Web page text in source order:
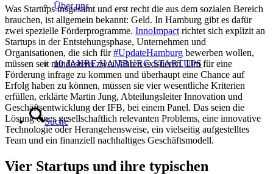
Über uns
10 JAHRE HAMBURG STARTUPS
Suche
Was Startups insgesamt und erst recht die aus dem sozialen Bereich
brauchen, ist allgemein bekannt: Geld. In Hamburg gibt es dafür
zwei spezielle Förderprogramme. InnoImpact richtet sich explizit an
Startups in der Entstehungsphase, Unternehmen und
Organisationen, die sich für#UpdateHamburg bewerben wollen,
müssen seit mindestens zwei Jahren existieren. Um für eine
Förderung infrage zu kommen und überhaupt eine Chance auf
Erfolg haben zu können, müssen sie vier wesentliche Kriterien
erfüllen, erklärte Martin Jung, Abteilungsleiter Innovation und
Geschäftsentwicklung der IFB, bei einem Panel. Das seien die
Lösung eines gesellschaftlich relevanten Problems, eine innovative
Technologie oder Herangehensweise, ein vielseitig aufgestelltes
Team und ein finanziell nachhaltiges Geschäftsmodell.
Vier Startups und ihre typischen